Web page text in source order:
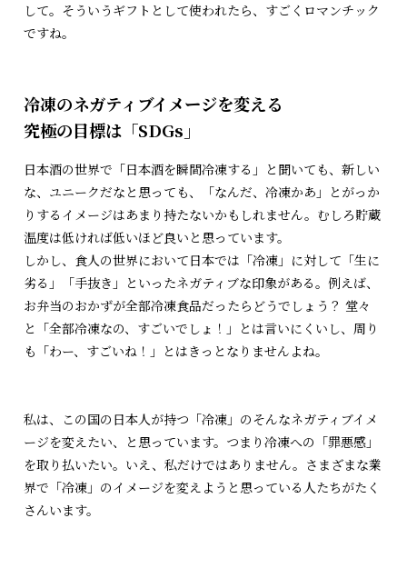
して。そういうギフトとして使われたら、すごくロマンチック
ですね。
冷凍のネガティブイメージを変える
究極の目標は「SDGs」
日本酒の世界で「日本酒を瞬間冷凍する」と聞いても、新しい
な、ユニークだなと思っても、「なんだ、冷凍かあ」とがっか
りするイメージはあまり持たないかもしれません。むしろ貯蔵
温度は低ければ低いほど良いと思っています。
しかし、食人の世界において日本では「冷凍」に対して「生に
劣る」「手抜き」といったネガティブな印象がある。例えば、
お弁当のおかずが全部冷凍食品だったらどうでしょう？ 堂々
と「全部冷凍なの、すごいでしょ！」とは言いにくいし、周り
も「わー、すごいね！」とはきっとなりませんよね。
私は、この国の日本人が持つ「冷凍」のそんなネガティブイメ
ージを変えたい、と思っています。つまり冷凍への「罪悪感」
を取り払いたい。いえ、私だけではありません。さまざまな業
界で「冷凍」のイメージを変えようと思っている人たちがたく
さんいます。